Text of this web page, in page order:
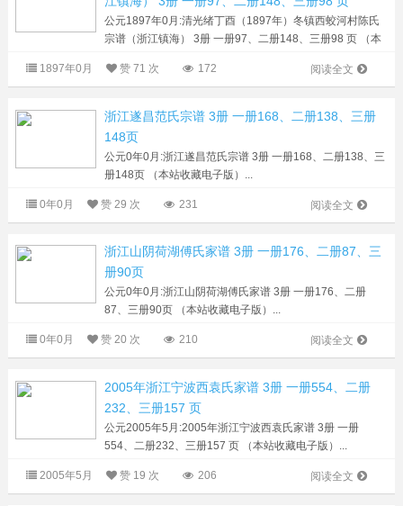
公元1897年0月:清光绪丁酉（1897年）冬镇西蛟河村陈氏
宗谱（浙江镇海） 3册 一册97、二册148、三册98 页 （本
阅读全文
1897年0月 赞71 次 172
浙江遂昌范氏宗谱 3册 一册168、二册138、三册
148页
公元0年0月:浙江遂昌范氏宗谱 3册 一册168、二册138、三
册148页 （本站收藏电子版）...
阅读全文
0年0月 赞 29 次 231
浙江山阴荷湖傅氏家谱 3册 一册176、二册87、三
册90页
公元0年0月:浙江山阴荷湖傅氏家谱 3册 一册176、二册
87、三册90页 （本站收藏电子版）...
阅读全文
0年0月 赞20 次 210
2005年浙江宁波西袁氏家谱 3册 一册554、二册
232、三册157 页
公元2005年5月:2005年浙江宁波西袁氏家谱 3册 一册
554、二册232、三册157 页 （本站收藏电子版）...
阅读全文
2005年5月 赞 19 次 206